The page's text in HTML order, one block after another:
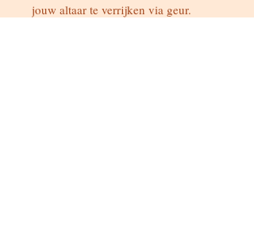
jouw altaar te verrijken via geur.